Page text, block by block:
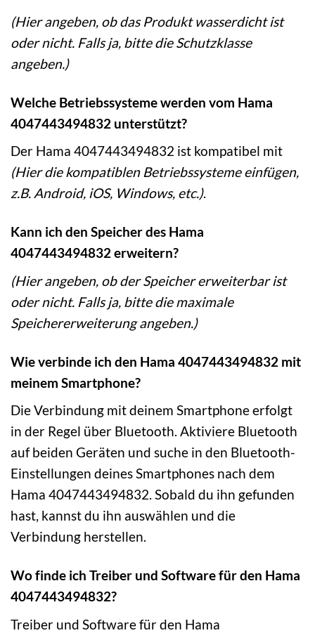
(Hier angeben, ob das Produkt wasserdicht ist
oder nicht. Falls ja, bitte die Schutzklasse
angeben.)
Welche Betriebssysteme werden vom Hama
4047443494832 unterstützt?
Der Hama 4047443494832 ist kompatibel mit
(Hier die kompatiblen Betriebssysteme einfügen,
z.B. Android, iOS, Windows, etc.).
Kann ich den Speicher des Hama
4047443494832 erweitern?
(Hier angeben, ob der Speicher erweiterbar ist
oder nicht. Falls ja, bitte die maximale
Speichererweiterung angeben.)
Wie verbinde ich den Hama 4047443494832 mit
meinem Smartphone?
Die Verbindung mit deinem Smartphone erfolgt
in der Regel über Bluetooth. Aktiviere Bluetooth
auf beiden Geräten und suche in den Bluetooth-
Einstellungen deines Smartphones nach dem
Hama 4047443494832. Sobald du ihn gefunden
hast, kannst du ihn auswählen und die
Verbindung herstellen.
Wo finde ich Treiber und Software für den Hama
4047443494832?
Treiber und Software für den Hama